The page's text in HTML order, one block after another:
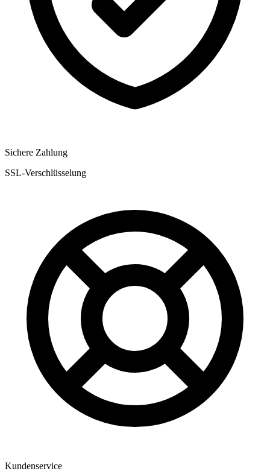
Sichere Zahlung
SSL-Verschlüsselung
Kundenservice